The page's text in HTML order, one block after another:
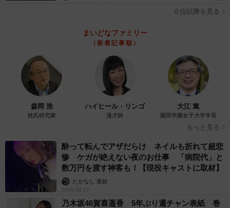
2/14
早朝に現れた「甘えん坊の当たり屋」おそまつくん（提供：Ermineさ
保護した猫『さ、行こう！』→なんだこいつ…
６位以降を見る
まいどなファミリー
（新着記事順）
森岡 浩
姓氏研究家
ハイヒール・リンゴ
漫才師
大江 篤
園田学園女子大学学長
もっと見る
酔って転んでアザだらけ ネイルも折れて超悲
惨 ケガが絶えない夜のお仕事 「病院代」と
数万円を渡す神客も！【現役キャストに取材】
たかなし 亜妖
2026.08.07
乃木坂46賀喜遥香 5年ぶり週チャン表紙 巻